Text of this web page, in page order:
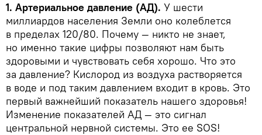
1. Артериальное давление (АД). У шести
миллиардов населения Земли оно колеблется
в пределах 120/80. Почему — никто не знает,
но именно такие цифры позволяют нам быть
здоровыми и чувствовать себя хорошо. Что это
за давление? Кислород из воздуха растворяется
в воде и под таким давлением входит в кровь. Это
первый важнейший показатель нашего здоровья!
Изменение показателей АД — это сигнал
центральной нервной системы. Это ее SOS!